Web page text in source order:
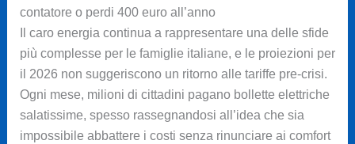
contatore o perdi 400 euro all’anno
Il caro energia continua a rappresentare una delle sfide
più complesse per le famiglie italiane, e le proiezioni per
il 2026 non suggeriscono un ritorno alle tariffe pre-crisi.
Ogni mese, milioni di cittadini pagano bollette elettriche
salatissime, spesso rassegnandosi all’idea che sia
impossibile abbattere i costi senza rinunciare ai comfort